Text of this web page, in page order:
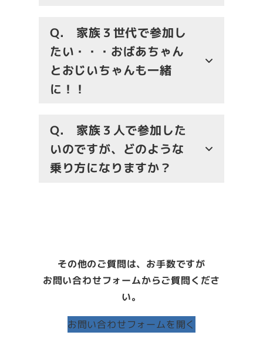
Q. 家族３世代で参加し
たい・・・おばあちゃん
とおじいちゃんも一緒
に！！
Q. 家族３人で参加した
いのですが、どのような
乗り方になりますか？
その他のご質問は、お手数ですが
お問い合わせフォームからご質問くださ
い。
お問い合わせフォームを開く